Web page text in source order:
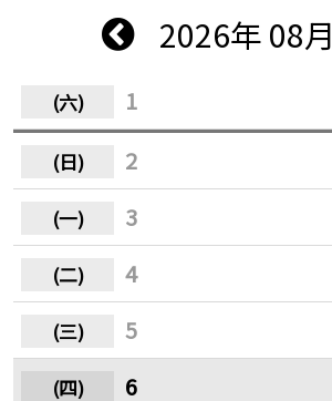
2026年 08月
1
2
3
4
5
6